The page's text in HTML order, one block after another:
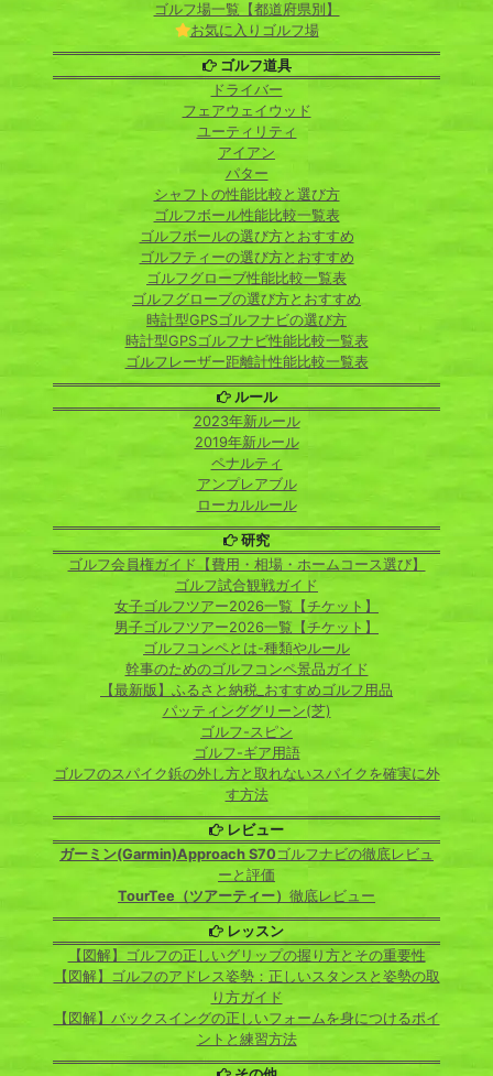
ゴルフ場一覧【都道府県別】
お気に入りゴルフ場
ゴルフ道具
ドライバー
フェアウェイウッド
ユーティリティ
アイアン
パター
シャフトの性能比較と選び方
ゴルフボール性能比較一覧表
ゴルフボールの選び方とおすすめ
ゴルフティーの選び方とおすすめ
ゴルフグローブ性能比較一覧表
ゴルフグローブの選び方とおすすめ
時計型GPSゴルフナビの選び方
時計型GPSゴルフナビ性能比較一覧表
ゴルフレーザー距離計性能比較一覧表
ルール
2023年新ルール
2019年新ルール
ペナルティ
アンプレアブル
ローカルルール
研究
ゴルフ会員権ガイド【費用・相場・ホームコース選び】
ゴルフ試合観戦ガイド
女子ゴルフツアー2026一覧【チケット】
男子ゴルフツアー2026一覧【チケット】
ゴルフコンペとは-種類やルール
幹事のためのゴルフコンペ景品ガイド
【最新版】ふるさと納税_おすすめゴルフ用品
パッティンググリーン(芝)
ゴルフ-スピン
ゴルフ-ギア用語
ゴルフのスパイク鋲の外し方と取れないスパイクを確実に外
す方法
レビュー
ガーミン(Garmin)Approach S70ゴルフナビの徹底レビュ
ーと評価
TourTee（ツアーティー） 徹底レビュー
レッスン
【図解】ゴルフの正しいグリップの握り方とその重要性
【図解】ゴルフのアドレス姿勢：正しいスタンスと姿勢の取
り方ガイド
【図解】バックスイングの正しいフォームを身につけるポイ
ントと練習方法